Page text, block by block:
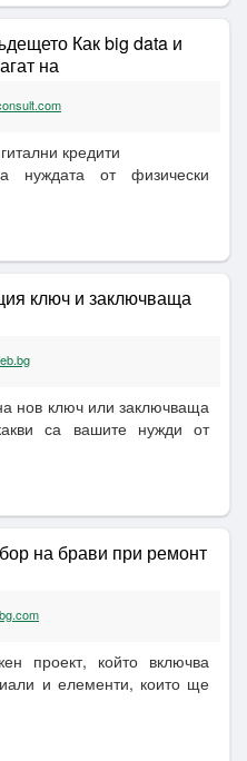
Как big data и
на
кредити
нуждата от физически
ключ и заключваща
нов ключ или заключваща
са вашите нужди от
на брави при ремонт
проект, който включва
и елементи, които ще